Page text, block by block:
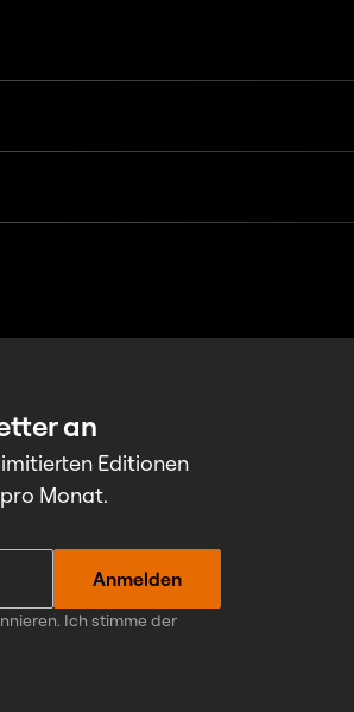
an
Editionen
Monat.
Anmelden
Ich stimme der